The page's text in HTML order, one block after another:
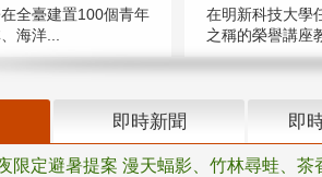
全臺建置100個青年
海洋...
在明新科技大學
之稱的榮譽講座
即時新聞 即
限定避暑提案 漫天蝠影、竹林尋蛙、茶